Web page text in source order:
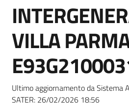
VILLA
Ultimo aggiornamento da Sistema
SATER: 26/02/2026 18:56